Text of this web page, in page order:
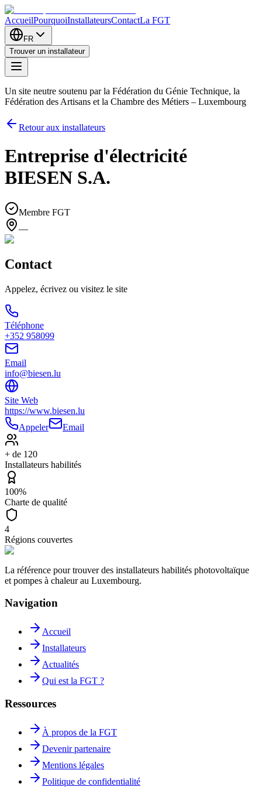
AccueilPourquoiInstallateursContactLa FGT
FR
Trouver un installateur
Un site neutre soutenu par la Fédération du Génie Technique, la
Fédération des Artisans et la Chambre des Métiers – Luxembourg
Retour aux installateurs
Entreprise d'électricité
BIESEN S.A.
Membre FGT
—
Contact
Appelez, écrivez ou visitez le site
Téléphone
+352 958099
Email
info@biesen.lu
Site Web
https://www.biesen.lu
Appeler
Email
+ de 120
Installateurs habilités
100%
Charte de qualité
4
Régions couvertes
La référence pour trouver des installateurs habilités photovoltaïque
et pompes à chaleur au Luxembourg.
Navigation
Accueil
Installateurs
Actualités
Qui est la FGT ?
Ressources
À propos de la FGT
Devenir partenaire
Mentions légales
Politique de confidentialité